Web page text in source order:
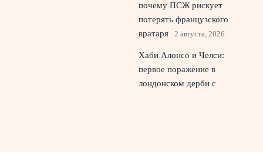
почему ПСЖ рискует
потерять французского
вратаря
2 августа, 2026
Хаби Алонсо и Челси:
первое поражение в
лондонском дерби с